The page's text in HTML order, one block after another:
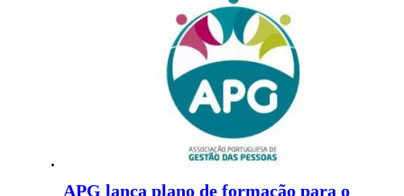
APG lança plano de formação para o